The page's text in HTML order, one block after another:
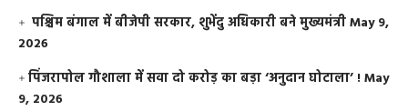
पश्चिम बंगाल में बीजेपी सरकार, शुभेंदु अधिकारी बने मुख्यमंत्रीMay 9,
2026
​पिंजरापोल गौशाला में सवा दो करोड़ का बड़ा ‘अनुदान घोटाला’ !May
9, 2026